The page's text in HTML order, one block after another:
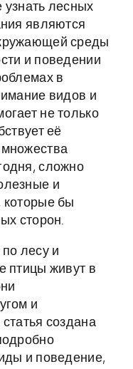
лесных
являются
среды
и поведении
в
видов и
не только
её
сложно
и
которые бы
сторон.
лесу и
птицы живут в
и
создана
и поведение,